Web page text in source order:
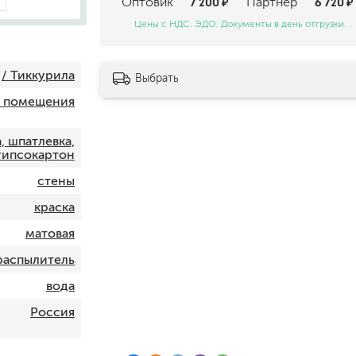
укрывные материалы
Цены с НДС. ЭДО. Документы в день отгрузки.
/ Тиккурила
помещения
шпатлевка,
стены
краска
матовая
вода
Россия
Выбрать